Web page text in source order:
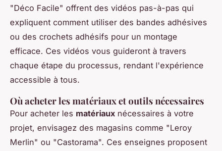
"Déco Facile" offrent des vidéos pas-à-pas qui
expliquent comment utiliser des bandes adhésives
ou des crochets adhésifs pour un montage
efficace. Ces vidéos vous guideront à travers
chaque étape du processus, rendant l'expérience
accessible à tous.
Où acheter les matériaux et outils nécessaires
Pour acheter les matériaux nécessaires à votre
projet, envisagez des magasins comme "Leroy
Merlin" ou "Castorama". Ces enseignes proposent